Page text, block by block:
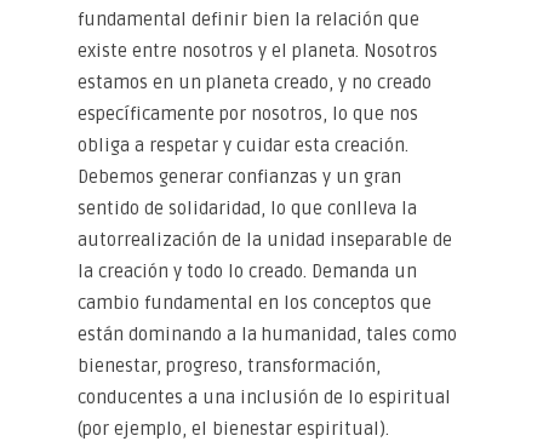
fundamental definir bien la relación que
existe entre nosotros y el planeta. Nosotros
estamos en un planeta creado, y no creado
específicamente por nosotros, lo que nos
obliga a respetar y cuidar esta creación.
Debemos generar confianzas y un gran
sentido de solidaridad, lo que conlleva la
autorrealización de la unidad inseparable de
la creación y todo lo creado. Demanda un
cambio fundamental en los conceptos que
están dominando a la humanidad, tales como
bienestar, progreso, transformación,
conducentes a una inclusión de lo espiritual
(por ejemplo, el bienestar espiritual).